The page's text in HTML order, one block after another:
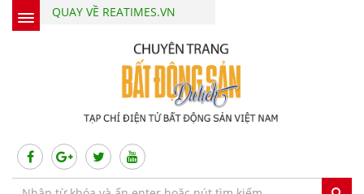
QUAY VỀ REATIMES.VN